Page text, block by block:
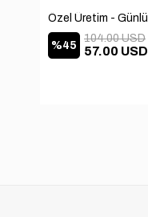
%45 57.00 USD
104.00 USD